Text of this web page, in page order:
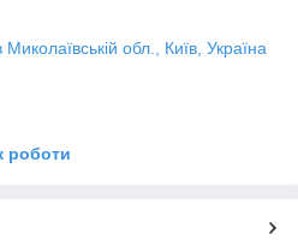
обл., Київ, Україна
роботи